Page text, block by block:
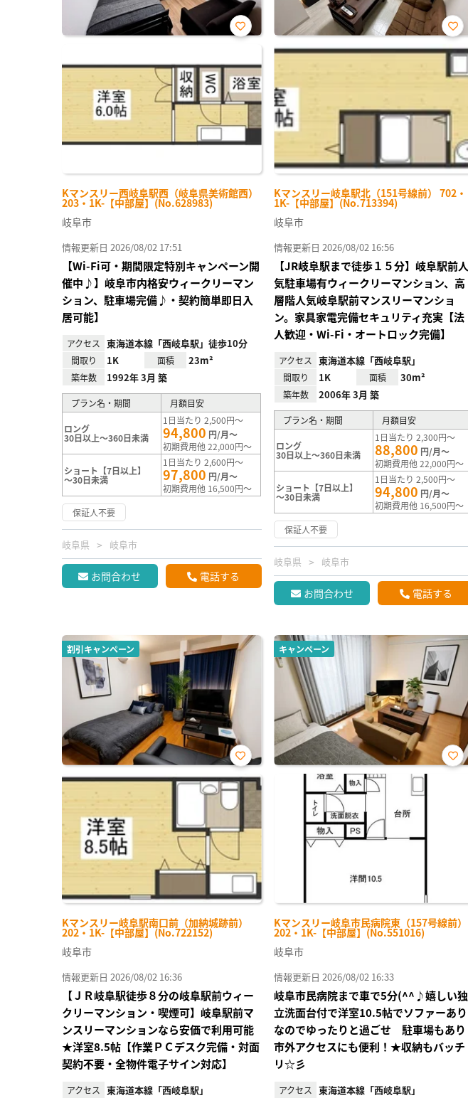
Kマンスリー西岐阜駅西（岐阜県美術館西）
203・1K-【中部屋】(No.628983)
お気
り登
録
岐阜市
情報更新日 2026/08/02 17:51
【Wi-Fi可・期間限定特別キャンペーン開
催中♪】岐阜市内格安ウィークリーマン
ション、駐車場完備♪・契約簡単即日入
居可能】
アクセス 東海道本線「西岐阜駅」徒歩10分
間取り 1K 面積 23m²
築年数 1992年 3月 築
プラン名・期間 月額目安
ロング
30日以上～360日未満
1日当たり 2,500円～
94,800 円/月～
初期費用他 22,000円～
ショート【7日以上】
～30日未満
1日当たり 2,600円～
97,800 円/月～
初期費用他 16,500円～
保証人不要
岐阜県 岐阜市
お問合わせ 電話する
Kマンスリー岐阜駅北（151号線前） 702・
1K-【中部屋】(No.713394)
お気
に入
録
岐阜市
情報更新日 2026/08/02 16:56
【JR岐阜駅まで徒歩１５分】岐阜駅前人
気駐車場有ウィークリーマンション、高
層階人気岐阜駅前マンスリーマンショ
ン。家具家電完備セキュリティ充実【法
人歓迎・Wi-Fi・オートロック完備】
アクセス 東海道本線「西岐阜駅」
間取り 1K 面積 30m²
築年数 2006年 3月 築
プラン名・期間 月額目安
ロング
30日以上～360日未満
1日当たり 2,300円～
88,800 円/月～
初期費用他 22,000円～
ショート【7日以上】
～30日未満
1日当たり 2,500円～
94,800 円/月～
初期費用他 16,500円～
保証人不要
岐阜県 岐阜市
お問合わせ 電話する
割引キャンペーン
Kマンスリー岐阜駅南口前（加納城跡前）
202・1K-【中部屋】(No.722152)
お気
に入
り登
録
岐阜市
情報更新日 2026/08/02 16:36
【ＪＲ岐阜駅徒歩８分の岐阜駅前ウィー
クリーマンション・喫煙可】岐阜駅前マ
ンスリーマンションなら安価で利用可能
★洋室8.5帖【作業ＰＣデスク完備・対面
契約不要・全物件電子サイン対応】
アクセス 東海道本線「西岐阜駅」
キャンペーン
Kマンスリー岐阜市民病院東（157号線前）
202・1K-【中部屋】(No.551016)
お気
岐阜市
情報更新日 2026/08/02 16:33
岐阜市民病院まで車で5分(^^♪嬉しい独
立洗面台付で洋室10.5帖でソファーあり
なのでゆったりと過ごせ 駐車場もあり
市外アクセスにも便利！★収納もバッチ
リ☆彡
アクセス 東海道本線「西岐阜駅」